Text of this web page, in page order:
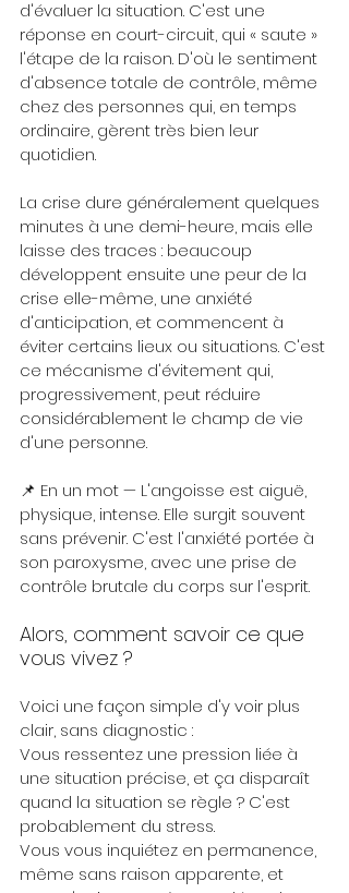
d'évaluer la situation. C'est une
réponse en court-circuit, qui « saute »
l'étape de la raison. D'où le sentiment
d'absence totale de contrôle, même
chez des personnes qui, en temps
ordinaire, gèrent très bien leur
quotidien.
La crise dure généralement quelques
minutes à une demi-heure, mais elle
laisse des traces : beaucoup
développent ensuite une peur de la
crise elle-même, une anxiété
d'anticipation, et commencent à
éviter certains lieux ou situations. C'est
ce mécanisme d'évitement qui,
progressivement, peut réduire
considérablement le champ de vie
d'une personne.
📌 En un mot — L'angoisse est aiguë,
physique, intense. Elle surgit souvent
sans prévenir. C'est l'anxiété portée à
son paroxysme, avec une prise de
contrôle brutale du corps sur l'esprit.
Alors, comment savoir ce que
vous vivez ?
Voici une façon simple d'y voir plus
clair, sans diagnostic :
Vous ressentez une pression liée à
une situation précise, et ça disparaît
quand la situation se règle ? C'est
probablement du stress.
Vous vous inquiétez en permanence,
même sans raison apparente, et